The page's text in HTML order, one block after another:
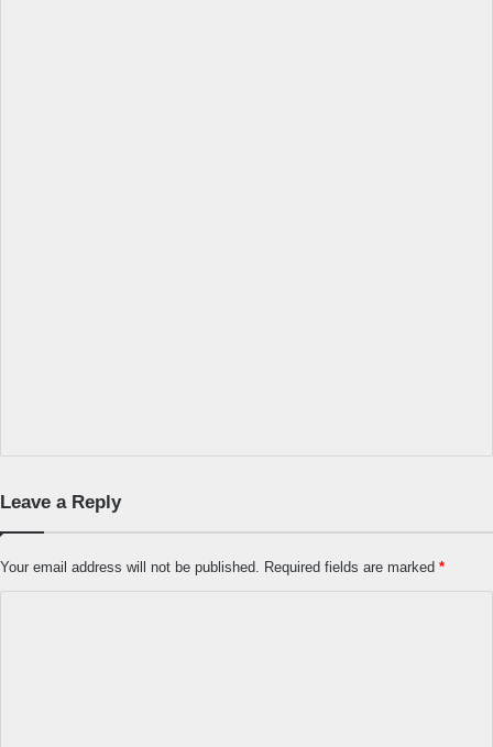
Leave a Reply
Your email address will not be published. Required fields are marked *